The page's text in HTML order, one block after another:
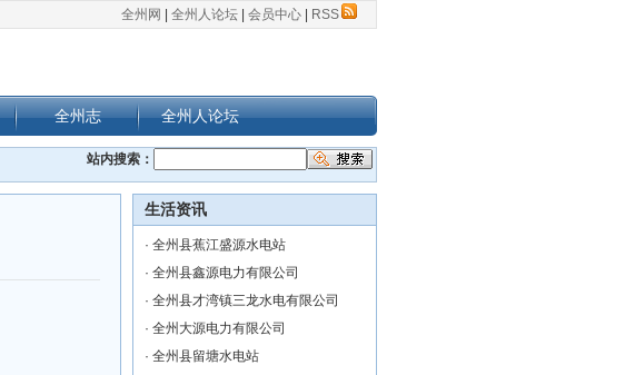
全州网 全州人论坛 会员中心 RSS
全州志 全州人论坛
站内搜索：
生活资讯
· 全州县蕉江盛源水电站
· 全州县鑫源电力有限公司
· 全州县才湾镇三龙水电有限公司
· 全州大源电力有限公司
· 全州县留塘水电站